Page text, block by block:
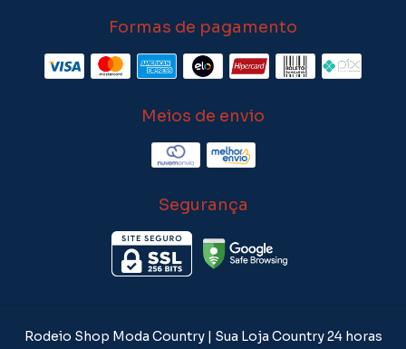
Formas de pagamento
Meios de envio
Segurança
Rodeio Shop Moda Country | Sua Loja Country 24 horas